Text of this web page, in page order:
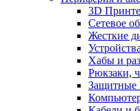
3D
Сетевое
Жесткие
Хабы и
Рюкзаки,
Защитные